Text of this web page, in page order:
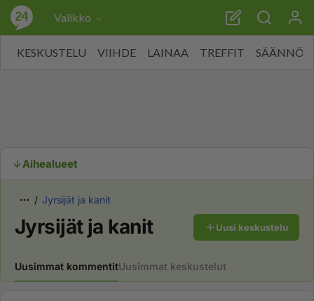
Valikko
KESKUSTELU VIIHDE LAINAA TREFFIT SÄÄNNÖT
Aihealueet
Jyrsijät ja kanit
Jyrsijät ja kanit Uusi keskustelu
Uusimmat kommentitUusimmat keskustelut